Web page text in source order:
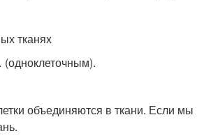
тканях
объединяются в ткани. Если